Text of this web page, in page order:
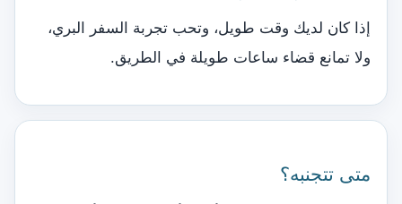
إذا كان لديك وقت طويل، وتحب تجربة السفر البري،
ولا تمانع قضاء ساعات طويلة في الطريق.
متى تتجنبه؟